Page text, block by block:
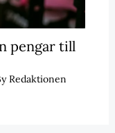
pengar till
Redaktionen